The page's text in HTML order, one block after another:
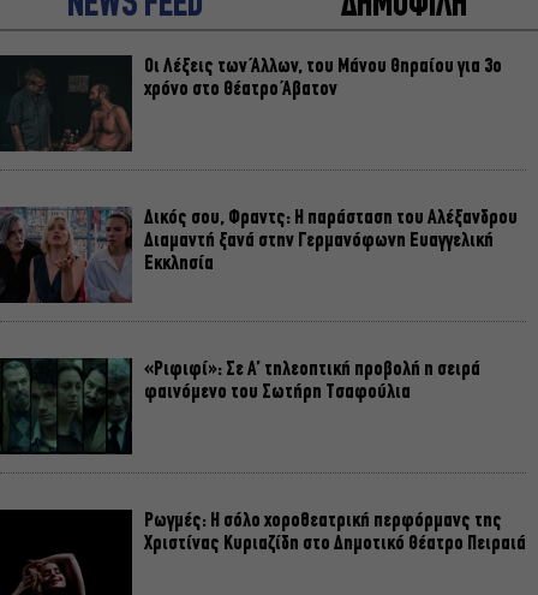
Οι Λέξεις των Άλλων, του Μάνου Θηραίου για 3ο
χρόνο στο Θέατρο Άβατον
Δικός σου, Φραντς: Η παράσταση του Αλέξανδρου
Διαμαντή ξανά στην Γερμανόφωνη Ευαγγελική
Εκκλησία
«Ριφιφί»: Σε Α’ τηλεοπτική προβολή η σειρά
φαινόμενο του Σωτήρη Τσαφούλια
Ρωγμές: Η σόλο χοροθεατρική περφόρμανς της
Χριστίνας Κυριαζίδη στο Δημοτικό Θέατρο Πειραιά